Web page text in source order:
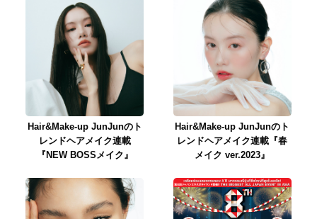
Hair&Make-up JunJunのト
レンドヘアメイク連載
『NEW BOSSメイク』
Hair&Make-up JunJunのト
レンドヘアメイク連載『春
メイク ver.2023』